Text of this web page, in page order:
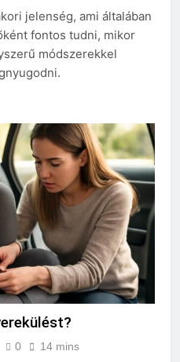
Nap Ezelőtt
jelenség, ami általában
fontos tudni, mikor
módszerekkel
0 14 mins